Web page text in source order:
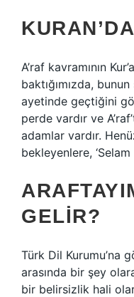
A’raf kavramının
baktığımızda,
ayetinde geçtiğini
perde vardır ve
adamlar vardır.
bekleyenlere,
GELIR?
Türk Dil Kurumu’na
arasında bir şey
bir belirsizlik hali